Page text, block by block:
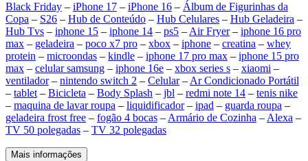
Black Friday – iPhone 17 – iPhone 16 – Álbum de Figurinhas da
Copa – S26 – Hub de Conteúdo – Hub Celulares – Hub Geladeira –
Hub Tvs – iphone 15 – iphone 14 – ps5 –Air Fryer– iphone 16 pro
max – geladeira – poco x7 pro – xbox – iphone – creatina – whey
protein – microondas – kindle – iphone 17 pro max – iphone 15 pro
max – celular samsung – iphone 16e – xbox series s – xiaomi –
ventilador– nintendo switch 2 – Celular–Ar Condicionado Portátil
– tablet– Bicicleta – Body Splash – jbl – redmi note 14 – tenis nike
– maquina de lavar roupa – liquidificador– ipad – guarda roupa –
geladeira frost free – fogão 4 bocas –Armário de Cozinha –Alexa –
TV 50 polegadas – TV 32 polegadas
Mais informações